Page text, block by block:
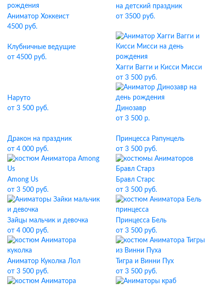
Аниматор Хоккеист
4500 руб.
на детский праздник
от 3500 руб.
Клубничные ведущие
от 4500 руб.
Хагги Вагги и Кисси Мисси
от 3 500 руб.
Наруто
от 3 500 руб.
Динозавр
от 3 500 р.
Дракон на праздник
от 4 000 руб.
Принцесса Рапунцель
от 3 500 руб.
Among Us
от 3 500 руб.
Бравл Старс
от 3 500 руб.
Зайцы мальчик и девочка
от 4 000 руб.
Принцесса Бель
от 3 500 руб.
Аниматор Куколка Лол
от 3 500 руб.
Тигра и Винни Пух
от 3 500 руб.